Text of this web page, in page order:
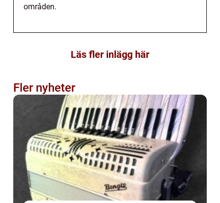
områden.
Läs fler inlägg här
Fler nyheter